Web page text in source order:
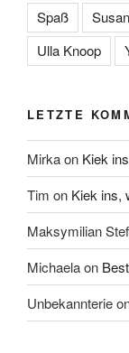
Spaß
Ulla Knoop
LETZTE
Mirkaon Kiek
Tim on Kiek ins,
Maksymilian
Michaelaon
Unbekannterie